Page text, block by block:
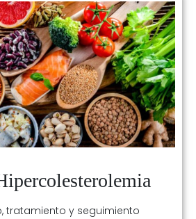
tratamiento y seguimiento